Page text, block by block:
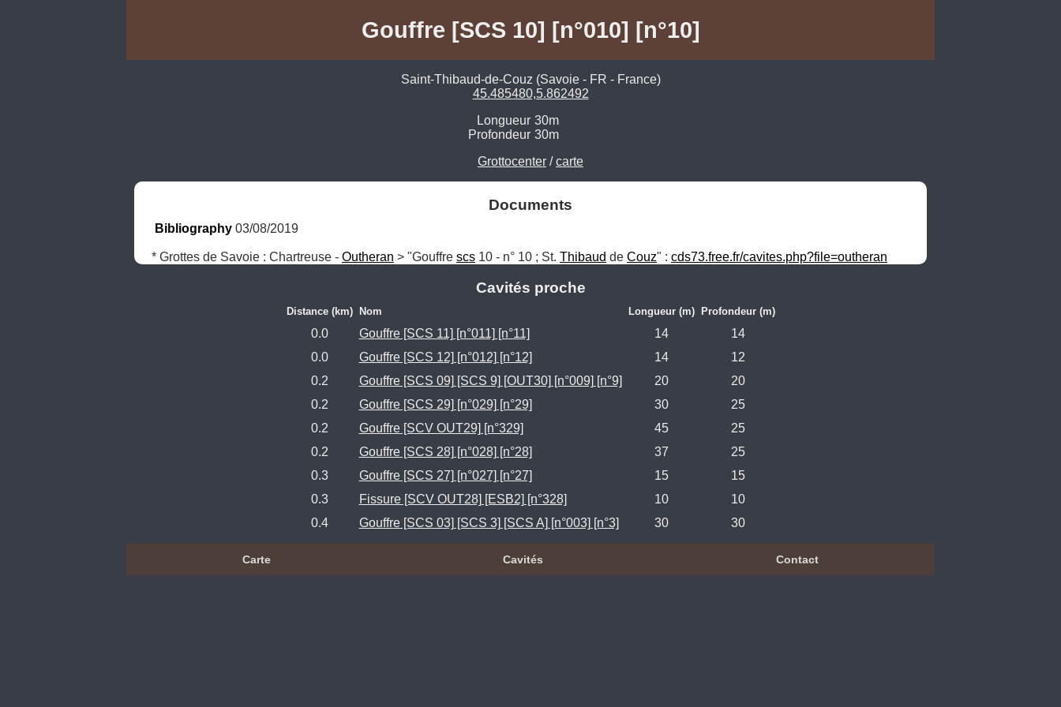
Gouffre [SCS 10] [n°010] [n°10]
Saint-Thibaud-de-Couz (Savoie - FR - France)
45.485480,5.862492
Longueur 30m
Profondeur 30m
Grottocenter /carte
Documents
Bibliography 03/08/2019
* Grottes de Savoie : Chartreuse - Outheran > "Gouffre scs 10 - n° 10 ; St. Thibaud de Couz" : cds73.free.fr/cavites.php?file=outheran
Cavités proche
Distance (km) Nom Longueur (m) Profondeur (m)
0.0 Gouffre [SCS 11] [n°011] [n°11] 14
14
0.0
Gouffre [SCS 12] [n°012] [n°12] 14
12
0.2
Gouffre [SCS 09] [SCS 9] [OUT30] [n°009] [n°9] 20
20
0.2
Gouffre [SCS 29] [n°029] [n°29] 30
25
0.2
Gouffre [SCV OUT29] [n°329] 45
25
0.2
Gouffre [SCS 28] [n°028] [n°28] 37
25
0.3
Gouffre [SCS 27] [n°027] [n°27] 15
15
0.3
Fissure [SCV OUT28] [ESB2] [n°328] 10
10
0.4
Gouffre [SCS 03] [SCS 3] [SCS A] [n°003] [n°3] 30 30
Carte Cavités Contact